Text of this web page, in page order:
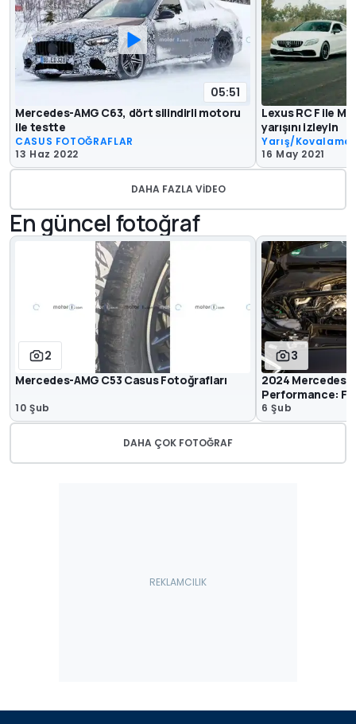
05:51
Mercedes-AMG C63, dört silindirli motoru
ile testte
CASUS FOTOĞRAFLAR
13 Haz 2022
Lexus RC F ile
yarışını izleyin
Yarış/
16 May 2021
DAHA FAZLA VIDEO
En güncel fotoğraf
2
Mercedes-AMG C53 Casus Fotoğrafları
10 Şub
3
2024 Mercedes-
Performance:
6 Şub
DAHA ÇOK FOTOĞRAF